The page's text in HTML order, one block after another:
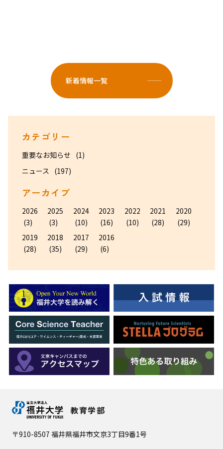
新着情報一覧
カテゴリー
重要なお知らせ (1)
ニュース
(197)
アーカイブ
2026
(3)
2025
(3)
2024
(10)
2023
(16)
2022
(10)
2021
(28)
2020
(29)
2019
(28)
2018
(35)
2017
(29)
2016
(6)
教育学部
〒910-8507 福井県福井市文京3丁目9番1号